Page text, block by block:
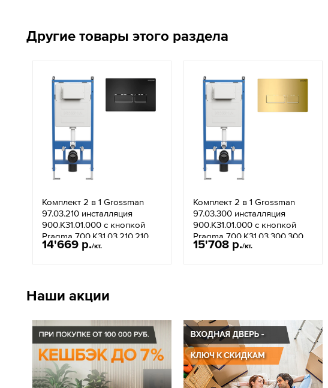
Другие товары этого раздела
Комплект 2 в 1 Grossman
97.03.210 инсталляция
900.K31.01.000 с кнопкой
Pragma 700.K31.03.210.210
черная матовая
14'669 р./кт.
Комплект 2 в 1 Grossman
97.03.300 инсталляция
900.K31.01.000 с кнопкой
Pragma 700.K31.03.300.300
золотая глянцевая
15'708 р./кт.
Наши акции